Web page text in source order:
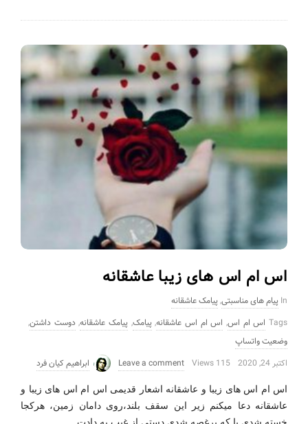
اس ام اس های زیبا عاشقانه
In پیام های مناسبتی,پیامک عاشقانه
Tags اس ام اس, اس ام اس عاشقانه,پیامک, پیامک عاشقانه,دوست داشتن,
وضعیت واتساپ
اکتبر 24, 2020
115 Views
Leave a comment ابراهیم کیان فرد
اس ام اس های زیبا و عاشقانه اشعار قدیمی اس ام اس های زیبا و
عاشقانه دعا میکنم زیر این سقف بلند،روی دامان زمین، هرکجا